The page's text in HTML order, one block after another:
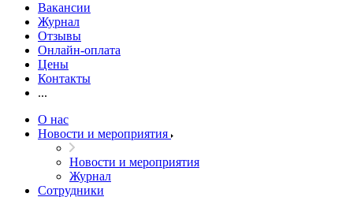
Вакансии
Журнал
Отзывы
Онлайн-оплата
Цены
Контакты
...
О нас
Новости и мероприятия
Новости и мероприятия
Журнал
Сотрудники